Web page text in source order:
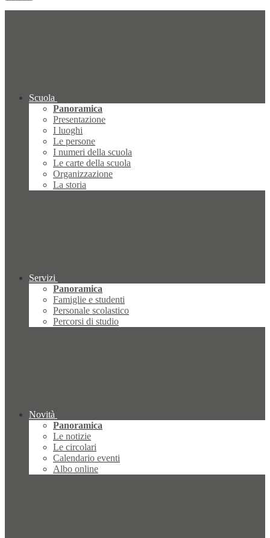
Scuola
Panoramica
Presentazione
I luoghi
Le persone
I numeri della scuola
Le carte della scuola
Organizzazione
La storia
Servizi
Panoramica
Famiglie e studenti
Personale scolastico
Percorsi di studio
Novità
Panoramica
Le notizie
Le circolari
Calendario eventi
Albo online